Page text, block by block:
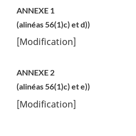
e
:
s
d
p
g
e
u
r
à
l
r
f
é
ANNEXE 1
(alinéas 56(1)c) et d))
[Modification]
ANNEXE 2
(alinéas 56(1)c) et e))
[Modification]